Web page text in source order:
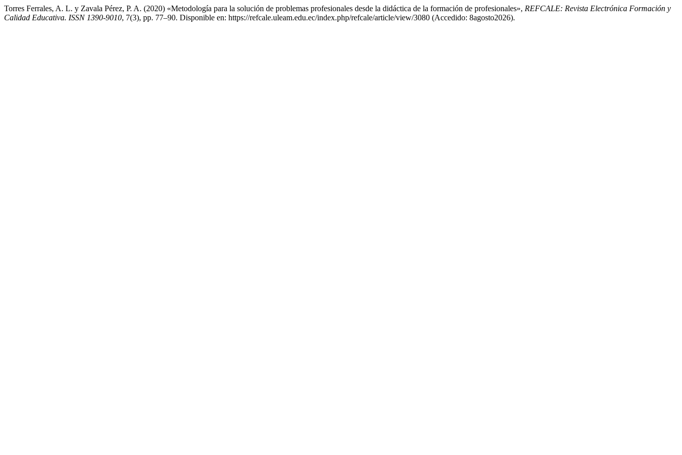
Torres Ferrales, A. L. y Zavala Pérez, P. A. (2020) «Metodología para la solución de problemas profesionales desde la didáctica de la formación de profesionales», REFCALE: Revista Electrónica Formación y
Calidad Educativa. ISSN 1390-9010, 7(3), pp. 77–90. Disponible en: https://refcale.uleam.edu.ec/index.php/refcale/article/view/3080 (Accedido: 8agosto2026).